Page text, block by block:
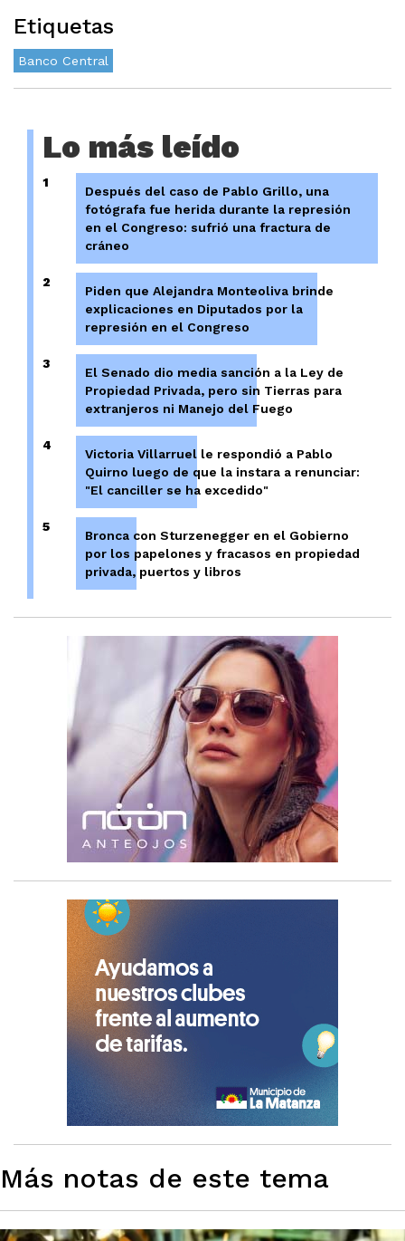
Etiquetas
Banco Central
Lo más leído
1
Después del caso de Pablo Grillo, una
fotógrafa fue herida durante la represión
en el Congreso: sufrió una fractura de
cráneo
2
Piden que Alejandra Monteoliva brinde
explicaciones en Diputados por la
represión en el Congreso
3
El Senado dio media sanción a la Ley de
Propiedad Privada, pero sin Tierras para
extranjeros ni Manejo del Fuego
4
Victoria Villarruel le respondió a Pablo
Quirno luego de que la instara a renunciar:
"El canciller se ha excedido"
5
Bronca con Sturzenegger en el Gobierno
por los papelones y fracasos en propiedad
privada, puertos y libros
Más notas de este tema